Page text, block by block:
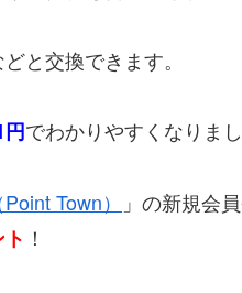
と交換できます。
でわかりやすくなりまし
Town）
」の新規会
！